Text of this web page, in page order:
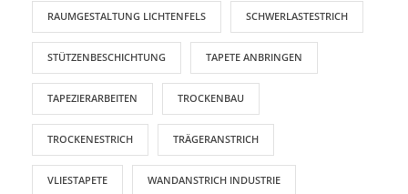
RAUMGESTALTUNG LICHTENFELS SCHWERLASTESTRICH
STÜTZENBESCHICHTUNG TAPETE ANBRINGEN
TAPEZIERARBEITEN TROCKENBAU
TROCKENESTRICH TRÄGERANSTRICH
VLIESTAPETE WANDANSTRICH INDUSTRIE